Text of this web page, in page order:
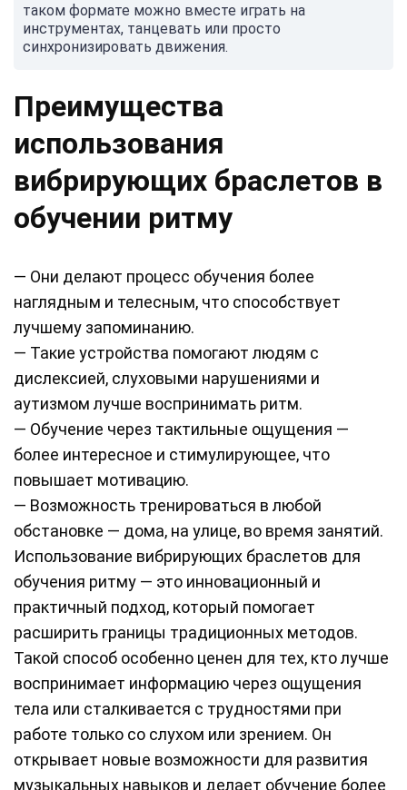
таком формате можно вместе играть на
инструментах, танцевать или просто
синхронизировать движения.
Преимущества
использования
вибрирующих браслетов в
обучении ритму
— Они делают процесс обучения более
наглядным и телесным, что способствует
лучшему запоминанию.
— Такие устройства помогают людям с
дислексией, слуховыми нарушениями и
аутизмом лучше воспринимать ритм.
— Обучение через тактильные ощущения —
более интересное и стимулирующее, что
повышает мотивацию.
— Возможность тренироваться в любой
обстановке — дома, на улице, во время занятий.
Использование вибрирующих браслетов для
обучения ритму — это инновационный и
практичный подход, который помогает
расширить границы традиционных методов.
Такой способ особенно ценен для тех, кто лучше
воспринимает информацию через ощущения
тела или сталкивается с трудностями при
работе только со слухом или зрением. Он
открывает новые возможности для развития
музыкальных навыков и делает обучение более